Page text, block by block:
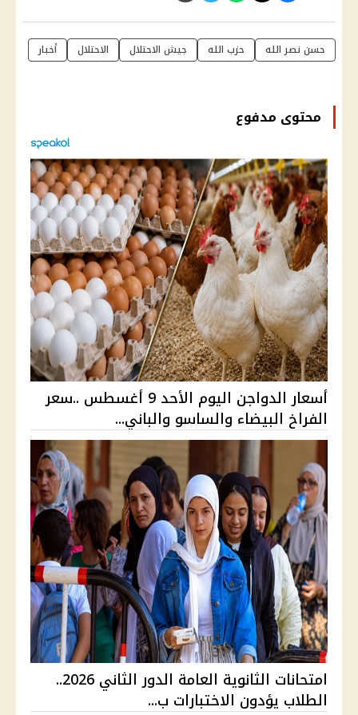
حسن نصر الله حزب الله جيش الاحتلال الاحتلال أخبار
محتوى مدفوع
أسعار الدواجن اليوم الأحد 9 أغسطس ..سعر
الفراخ البيضاء والساسو والباني...
امتحانات الثانوية العامة الدور الثاني 2026..
الطلاب يؤدون الاختبارات ب...